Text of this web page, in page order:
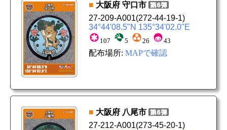
■ 大阪府 守口市
27-209-A001(272-44-19-1)
34°44'08.5"N 135°34'02.0"E
107 5 26 43
配布場所: MAPで確認
■ 大阪府 八尾市
27-212-A001(273-45-20-1)